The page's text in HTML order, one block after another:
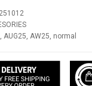
, AUG25, AW25, normal